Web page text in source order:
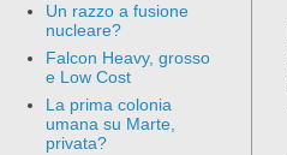
Un razzo a fusione
nucleare?
Falcon Heavy, grosso
e Low Cost
La prima colonia
umana su Marte,
privata?